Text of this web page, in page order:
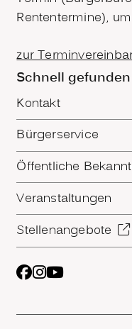
Rententermine),
zur
Schnell gefunden
Kontakt
Bürgerservice
Öffentliche
Veranstaltungen
Stellenangebote